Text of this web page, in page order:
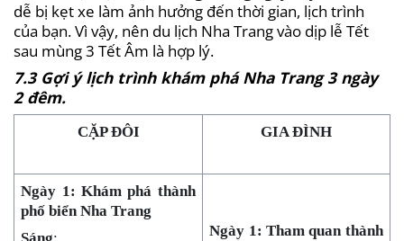
dễ bị kẹt xe làm ảnh hưởng đến thời gian, lịch trình
của bạn. Vì vậy, nên du lịch Nha Trang vào dịp lễ Tết
sau mùng 3 Tết Âm là hợp lý.
7.3 Gợi ý lịch trình khám phá Nha Trang 3 ngày
2 đêm.
CẶP ĐÔI GIA ĐÌNH
Ngày 1: Khám phá thành
phố biển Nha Trang
Ngày 1: Tham quan thành